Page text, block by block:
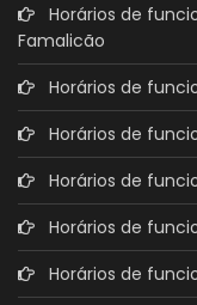
Horários de
Famalicão
Horários de
Horários de
Horários de
Horários de
Horários de